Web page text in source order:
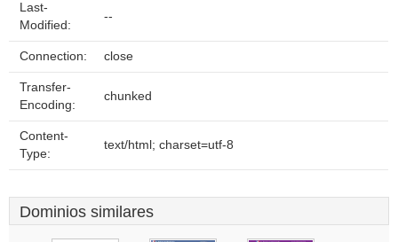
Last-
Modified:
--
Connection: close
Transfer-
Encoding:
chunked
Content-
Type:
text/html; charset=utf-8
Dominios similares